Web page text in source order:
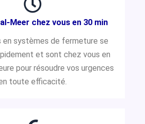
Meer chez vous en 30 min
en systèmes de fermeture se
et sont chez vous en
pour résoudre vos urgences
toute efficacité.